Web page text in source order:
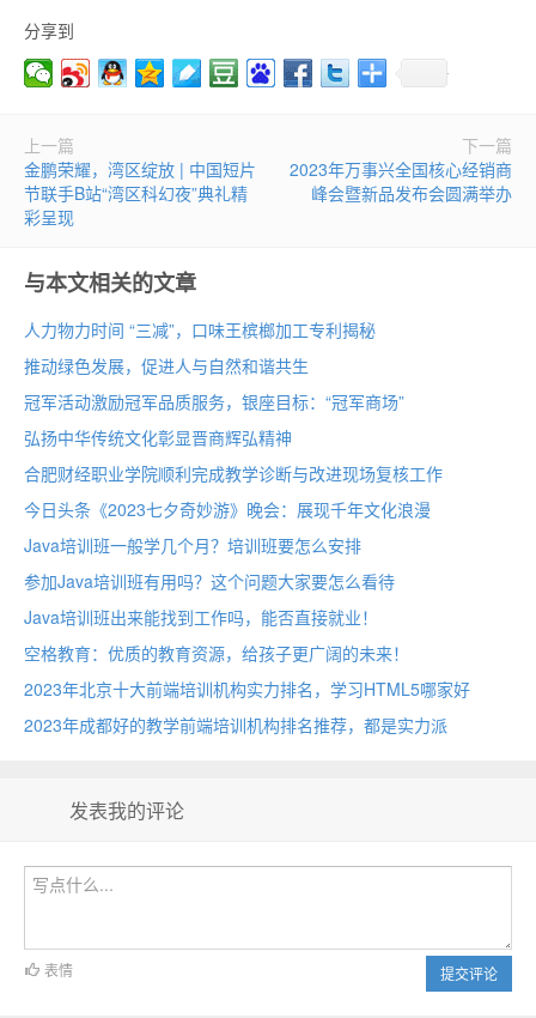
分享到
上一篇
金鹏荣耀，湾区绽放 | 中国短片
节联手B站“湾区科幻夜”典礼精
彩呈现
下一篇
2023年万事兴全国核心经销商
峰会暨新品发布会圆满举办
与本文相关的文章
人力物力时间 “三减”，口味王槟榔加工专利揭秘
推动绿色发展，促进人与自然和谐共生
冠军活动激励冠军品质服务，银座目标：“冠军商场”
弘扬中华传统文化彰显晋商辉弘精神
合肥财经职业学院顺利完成教学诊断与改进现场复核工作
今日头条《2023七夕奇妙游》晚会：展现千年文化浪漫
Java培训班一般学几个月？培训班要怎么安排
参加Java培训班有用吗？这个问题大家要怎么看待
Java培训班出来能找到工作吗，能否直接就业！
空格教育：优质的教育资源，给孩子更广阔的未来！
2023年北京十大前端培训机构实力排名，学习HTML5哪家好
2023年成都好的教学前端培训机构排名推荐，都是实力派
发表我的评论
提交评论
表情